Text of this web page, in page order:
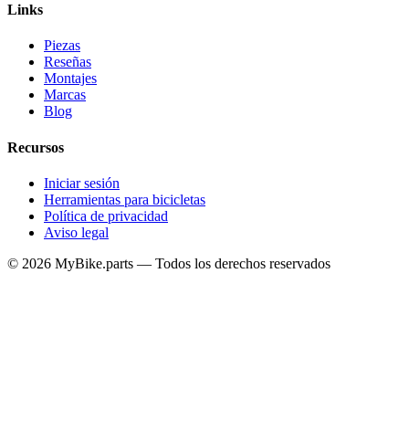
Links
Piezas
Reseñas
Montajes
Marcas
Blog
Recursos
Iniciar sesión
Herramientas para bicicletas
Política de privacidad
Aviso legal
© 2026 MyBike.parts — Todos los derechos reservados